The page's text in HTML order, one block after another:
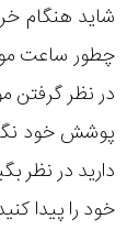
شاید هنگام
چطور ساعت
در نظر گرفتن
پوشش خود
دارید در نظر
خود را پیدا